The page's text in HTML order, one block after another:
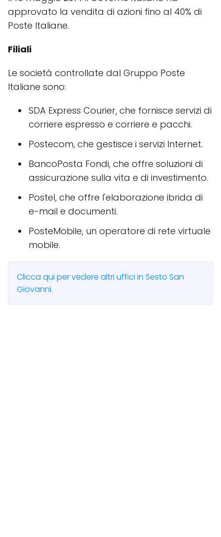
approvato la vendita di azioni fino al 40% di
Poste Italiane.
Filiali
Le società controllate dal Gruppo Poste
Italiane sono:
SDA Express Courier, che fornisce servizi di
corriere espresso e corriere e pacchi.
Postecom, che gestisce i servizi Internet.
BancoPosta Fondi, che offre soluzioni di
assicurazione sulla vita e di investimento.
Postel, che offre l'elaborazione ibrida di
e-mail e documenti.
PosteMobile, un operatore di rete virtuale
mobile.
Clicca qui per vedere altri uffici in Sesto San
Giovanni.